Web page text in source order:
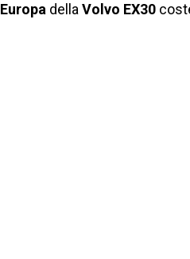
Europa dellaVolvo EX30